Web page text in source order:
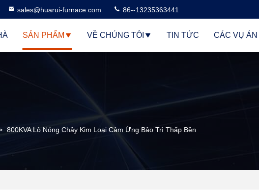
sales@huarui-furnace.com 86--13235363441
SẢN PHẨM VỀ CHÚNG TÔI TIN TỨC CÁC VỤ ÁN
800KVA Lò Nóng Chảy Kim Loại Cảm Ứng Bảo Trì Thấp Bền